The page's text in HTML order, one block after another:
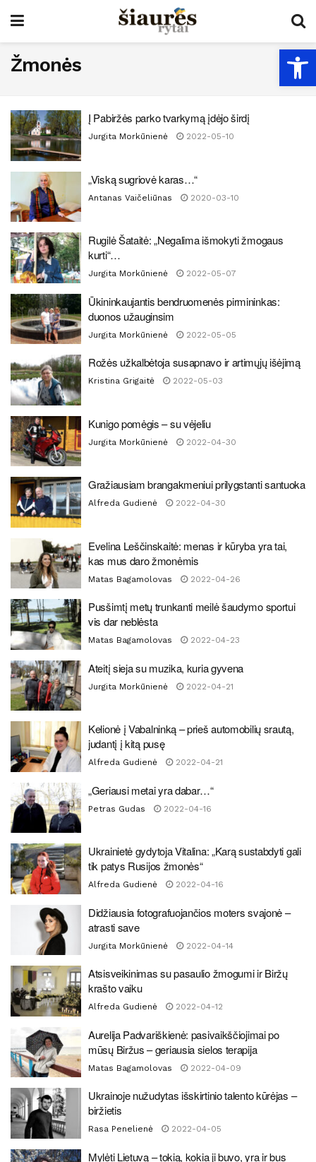
Žmonės
Į Pabiržės parko tvarkymą įdėjo širdį
Jurgita Morkūnienė 2022-05-10
„Viską sugriovė karas…“
Antanas Vaičeliūnas 2020-03-10
Rugilė Šataitė: „Negalima išmokyti žmogaus
kurti“…
Jurgita Morkūnienė 2022-05-07
Ūkininkaujantis bendruomenės pirmininkas:
duonos užauginsim
Jurgita Morkūnienė 2022-05-05
Rožės užkalbėtoja susapnavo ir artimųjų išėjimą
Kristina Grigaitė 2022-05-03
Kunigo pomėgis – su vėjeliu
Jurgita Morkūnienė 2022-04-30
Gražiausiam brangakmeniui prilygstanti santuoka
Alfreda Gudienė 2022-04-30
Evelina Leščinskaitė: menas ir kūryba yra tai,
kas mus daro žmonėmis
Matas Bagamolovas 2022-04-26
Pusšimtį metų trunkanti meilė šaudymo sportui
vis dar neblėsta
Matas Bagamolovas 2022-04-23
Ateitį sieja su muzika, kuria gyvena
Jurgita Morkūnienė 2022-04-21
Kelionė į Vabalninką – prieš automobilių srautą,
judantį į kitą pusę
Alfreda Gudienė 2022-04-21
„Geriausi metai yra dabar…“
Petras Gudas 2022-04-16
Ukrainietė gydytoja Vitalina: „Karą sustabdyti gali
tik patys Rusijos žmonės“
Alfreda Gudienė 2022-04-16
Didžiausia fotografuojančios moters svajonė –
atrasti save
Jurgita Morkūnienė 2022-04-14
Atsisveikinimas su pasaulio žmogumi ir Biržų
krašto vaiku
Alfreda Gudienė 2022-04-12
Aurelija Padvariškienė: pasivaikščiojimai po
mūsų Biržus – geriausia sielos terapija
Matas Bagamolovas 2022-04-09
Ukrainoje nužudytas išskirtinio talento kūrėjas –
biržietis
Rasa Penelienė 2022-04-05
Mylėti Lietuvą – tokią, kokia ji buvo, yra ir bus